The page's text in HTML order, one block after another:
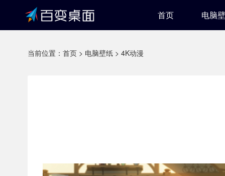
首页 电脑
当前位置： 首页 > 电脑壁纸 > 4K动漫